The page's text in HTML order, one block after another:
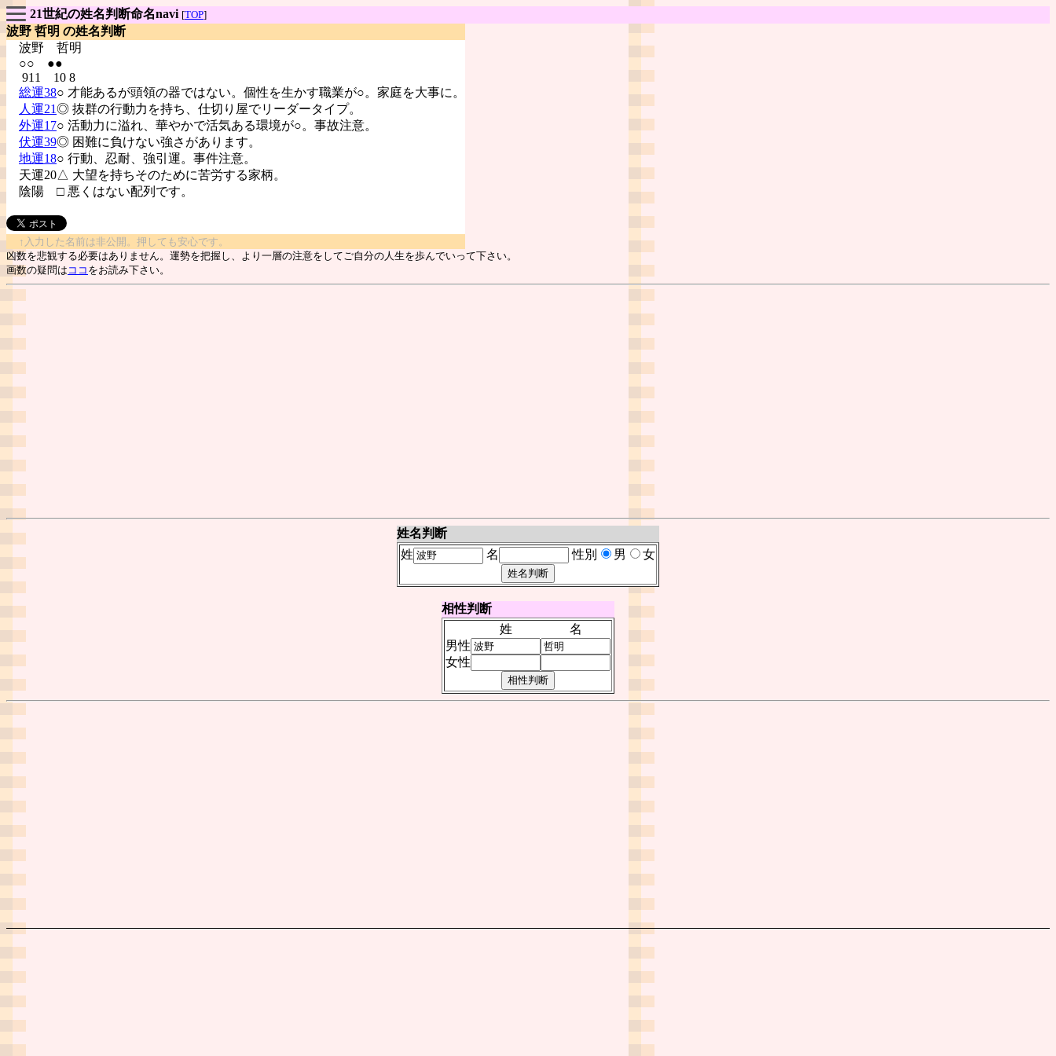
21世紀の姓名判断命名navi [TOP]
波野 哲明 の姓名判断
波野 哲明
○○ ●●
911 10 8
総運38○ 才能あるが頭領の器ではない。個性を生かす職業が○。家庭を大事に。
人運21◎ 抜群の行動力を持ち、仕切り屋でリーダータイプ。
外運17○ 活動力に溢れ、華やかで活気ある環境が○。事故注意。
伏運39◎ 困難に負けない強さがあります。
地運18○ 行動、忍耐、強引運。事件注意。
天運20△ 大望を持ちそのために苦労する家柄。
陰陽 □ 悪くはない配列です。
↑入力した名前は非公開。押しても安心です。
凶数を悲観する必要はありません。運勢を把握し、より一層の注意をしてご自分の人生を歩んでいって下さい。
画数の疑問は ココ をお読み下さい。
姓名判断
姓
名 性別 男 女
相性判断
姓
名
男性
女性